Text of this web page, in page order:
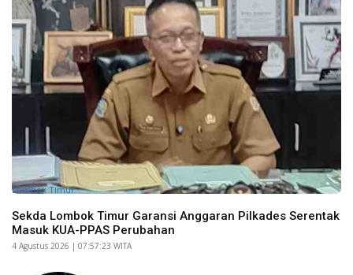
Lombok Timur
Sekda Lombok Timur Garansi Anggaran Pilkades Serentak
Masuk KUA-PPAS Perubahan
​4 Agustus 2026 | 07:57:23 WITA